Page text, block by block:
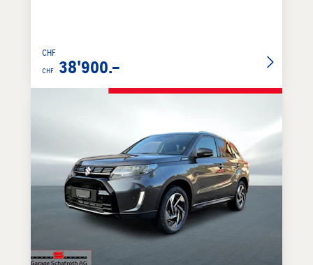
CHF
CHF 38'900.–